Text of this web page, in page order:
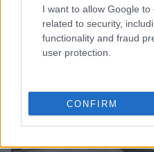
I want to allow Google to
related to security,
functionality and fraud
user protection.
CONFIRM
Linda Pellegrini · 7 Lug 2026